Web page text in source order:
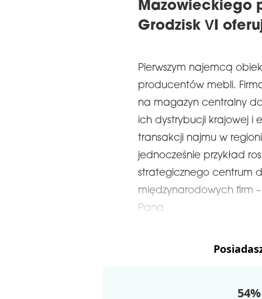
Mazowieckiego
Grodzisk VI
Pierwszym najemcą
producentów mebli.
na magazyn centralny
ich dystrybucji krajowej i
transakcji najmu w
jednocześnie przykład
strategicznego centrum
międzynarodowych firm
Pana